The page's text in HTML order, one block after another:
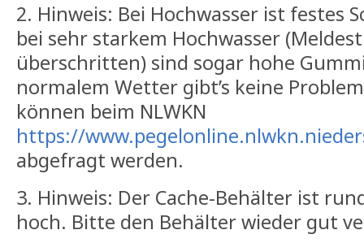
2. Hinweis: Bei Hochwasser ist festes
bei sehr starkem Hochwasser
überschritten) sind sogar hohe
normalem Wetter gibt’s keine
können beim NLWKN
https://
abgefragt werden.
3. Hinweis: Der Cache-Behälter ist
hoch. Bitte den Behälter wieder gut